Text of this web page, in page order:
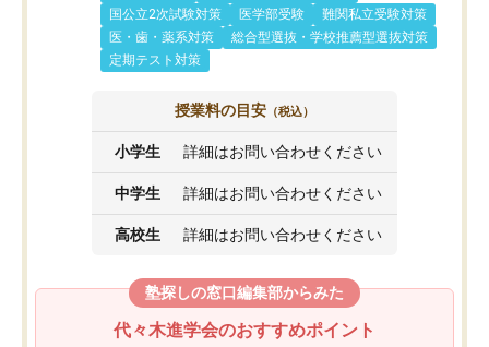
国公立2次試験対策
医学部受験
難関私立受験対策
医・歯・薬系対策
総合型選抜・学校推薦型選抜対策
定期テスト対策
授業料の目安 （税込）
小学生 詳細はお問い合わせください
中学生 詳細はお問い合わせください
高校生 詳細はお問い合わせください
塾探しの窓口編集部からみた
代々木進学会のおすすめポイント